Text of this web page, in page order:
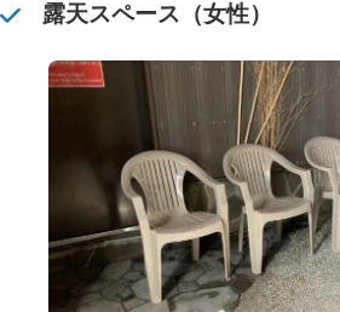
露天スペース（女性）